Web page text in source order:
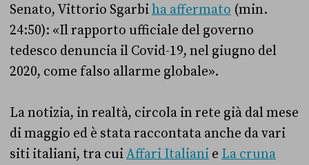
Senato, Vittorio Sgarbiha affermato (min.
24:50): «Il rapporto ufficiale del governo
tedesco denuncia il Covid-19, nel giugno del
2020, come falso allarme globale».
La notizia, in realtà, circola in rete già dal mese
di maggio ed è stata raccontata anche da vari
siti italiani, tra cuiAffari Italiani e La cruna